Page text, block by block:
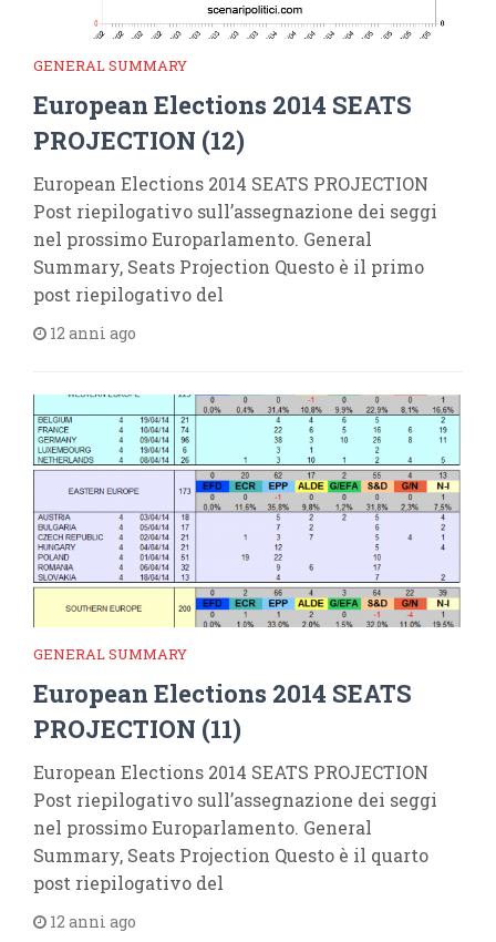
GENERAL SUMMARY
European Elections 2014 SEATS
PROJECTION (12)
European Elections 2014 SEATS PROJECTION
Post riepilogativo sull’assegnazione dei seggi
nel prossimo Europarlamento. General
Summary, Seats Projection Questo è il primo
post riepilogativo del
12 anni ago
GENERAL SUMMARY
European Elections 2014 SEATS
PROJECTION (11)
European Elections 2014 SEATS PROJECTION
Post riepilogativo sull’assegnazione dei seggi
nel prossimo Europarlamento. General
Summary, Seats Projection Questo è il quarto
post riepilogativo del
12 anni ago